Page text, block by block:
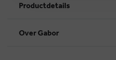
Productdetails
Over Gabor